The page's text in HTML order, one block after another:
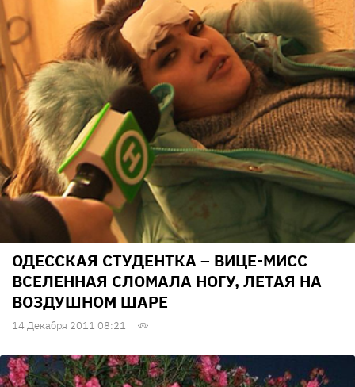
ОДЕССКАЯ СТУДЕНТКА – ВИЦЕ-МИСС
ВСЕЛЕННАЯ СЛОМАЛА НОГУ, ЛЕТАЯ НА
ВОЗДУШНОМ ШАРЕ
14 Декабря 2011 08:21